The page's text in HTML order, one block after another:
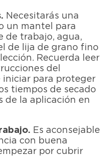
Necesitarás una
un mantel para
de trabajo, agua,
de lija de grano fino
Recuerda leer
del
iniciar para proteger
tiempos de secado
de la aplicación en
Es aconsejable
con buena
por cubrir